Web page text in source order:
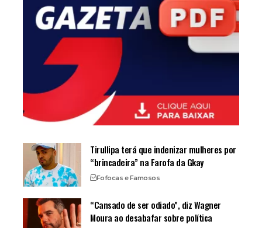
Tirullipa terá que indenizar mulheres por
“brincadeira” na Farofa da Gkay
Fofocas e Famosos
“Cansado de ser odiado”, diz Wagner
Moura ao desabafar sobre política